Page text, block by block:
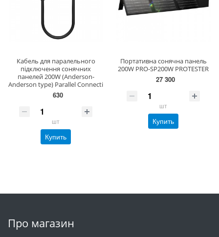
Кабель для паралельного
підключення сонячних
панелей 200W (Anderson-
Anderson type) Parallel Connecti
630
шт
Купить
Портативна сонячна панель
200W PRO-SP200W PROTESTER
27 300
шт
Купить
Про магазин